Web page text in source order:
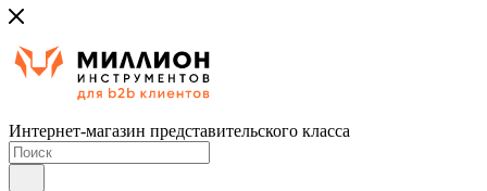
Интернет-магазин представительского класса